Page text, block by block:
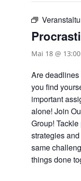
Mai 18 @ 13:00
Are
you find
important
alone! Join
Group!
strategies
same
things done